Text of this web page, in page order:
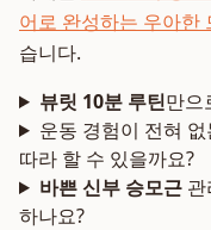
어로 완성하는 우아한
습니다.
뷰릿 10분 루틴만으
운동 경험이 전혀 없
따라 할 수 있을까요?
바쁜 신부 승모근관
하나요?